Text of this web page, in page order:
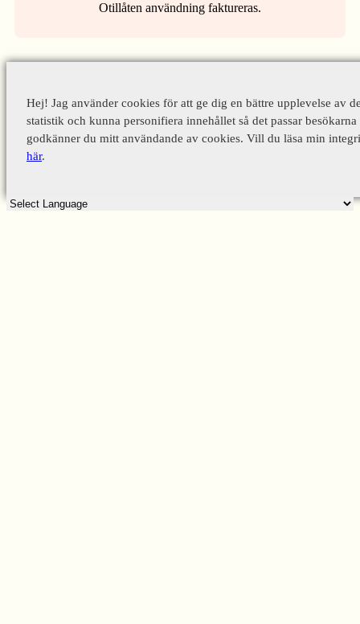
Otillåten användning faktureras.
Hej! Jag använder cookies för att ge dig en bättre upplevelse av
statistik och kunna personifiera innehållet så det passar
godkänner du mitt användande av cookies. Vill du läsa min
här.